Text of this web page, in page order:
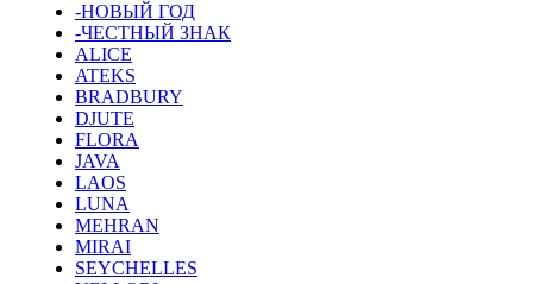
-НОВЫЙ ГОД
-ЧЕСТНЫЙ ЗНАК
ALICE
ATEKS
BRADBURY
DJUTE
FLORA
JAVA
LAOS
LUNA
MEHRAN
MIRAI
SEYCHELLES